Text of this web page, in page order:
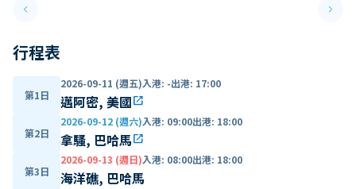
keyboard_arrow_leftPrevious slide keyboard_arrow_right
行程表
第1日
2026-09-11 (週五)入港: -出港: 17:00
邁阿密, 美國open_in_new
第2日
2026-09-12 (週六)入港: 09:00出港: 18:00
拿騷, 巴哈馬open_in_new
第3日
2026-09-13 (週日)入港: 08:00出港: 18:00
海洋礁, 巴哈馬